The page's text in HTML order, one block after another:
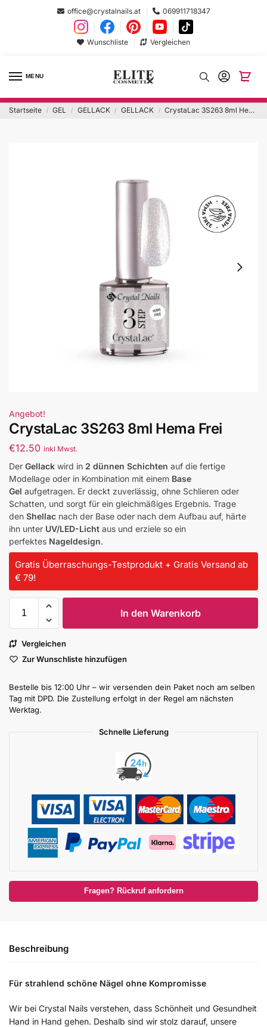
office@crystalnails.at 069911718347
Wunschliste Vergleichen
MENU
Startseite / GEL / GELLACK / GELLACK / CrystaLac 3S263 8ml Hema Frei
Angebot!
CrystaLac 3S263 8ml Hema Frei
€12.50 inkl Mwst.
Der Gellack wird in 2 dünnen Schichten auf die fertige
Modellage oder in Kombination mit einem Base
Gel aufgetragen. Er deckt zuverlässig, ohne Schlieren oder
Schatten, und sorgt für ein gleichmäßiges Ergebnis. Trage
den Shellac nach der Base oder nach dem Aufbau auf, härte
ihn unter UV/LED-Licht aus und erziele so ein
perfektes Nageldesign.
Gratis Überraschungs-Testprodukt + Gratis Versand ab
€ 79!
In den Warenkorb
Vergleichen
Zur Wunschliste hinzufügen
Bestelle bis 12:00 Uhr – wir versenden dein Paket noch am selben
Tag mit DPD. Die Zustellung erfolgt in der Regel am nächsten
Werktag.
Schnelle Lieferung
Fragen? Rückruf anfordern
Beschreibung
Für strahlend schöne Nägel ohne Kompromisse
Wir bei Crystal Nails verstehen, dass Schönheit und Gesundheit
Hand in Hand gehen. Deshalb sind wir stolz darauf, unsere